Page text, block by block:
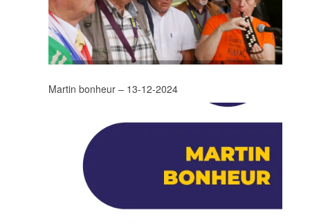
Martin bonheur – 13-12-2024